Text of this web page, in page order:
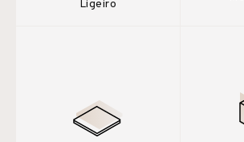
Ligeiro